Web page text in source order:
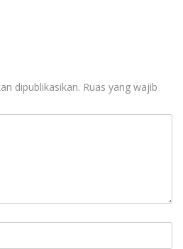
dipublikasikan. Ruas yang wajib